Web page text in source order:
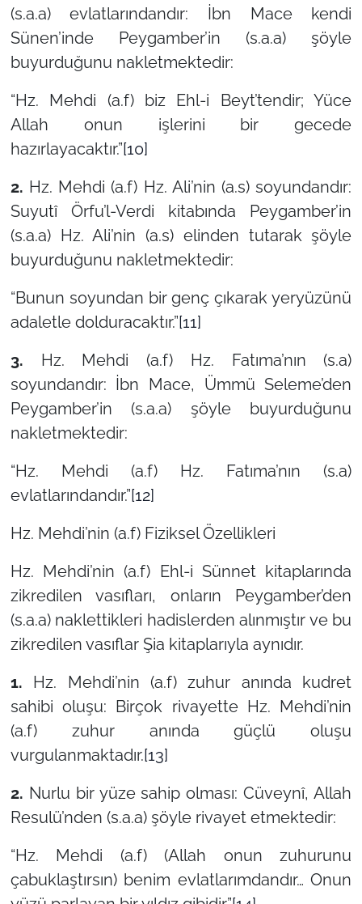
(s.a.a) evlatlarındandır: İbn Mace kendi
Sünen’inde Peygamber’in (s.a.a) şöyle
buyurduğunu nakletmektedir:
“Hz. Mehdi (a.f) biz Ehl-i Beyt’tendir; Yüce
Allah onun işlerini bir gecede
hazırlayacaktır.”[10]
2. Hz. Mehdi (a.f) Hz. Ali’nin (a.s) soyundandır:
Suyutî Örfu’l-Verdi kitabında Peygamber’in
(s.a.a) Hz. Ali’nin (a.s) elinden tutarak şöyle
buyurduğunu nakletmektedir:
“Bunun soyundan bir genç çıkarak yeryüzünü
adaletle dolduracaktır.”[11]
3. Hz. Mehdi (a.f) Hz. Fatıma’nın (s.a)
soyundandır: İbn Mace, Ümmü Seleme’den
Peygamber’in (s.a.a) şöyle buyurduğunu
nakletmektedir:
“Hz. Mehdi (a.f) Hz. Fatıma’nın (s.a)
evlatlarındandır.”[12]
Hz. Mehdi’nin (a.f) Fiziksel Özellikleri
Hz. Mehdi’nin (a.f) Ehl-i Sünnet kitaplarında
zikredilen vasıfları, onların Peygamber’den
(s.a.a) naklettikleri hadislerden alınmıştır ve bu
zikredilen vasıflar Şia kitaplarıyla aynıdır.
1. Hz. Mehdi’nin (a.f) zuhur anında kudret
sahibi oluşu: Birçok rivayette Hz. Mehdi’nin
(a.f) zuhur anında güçlü oluşu
vurgulanmaktadır.[13]
2. Nurlu bir yüze sahip olması: Cüveynî, Allah
Resulü’nden (s.a.a) şöyle rivayet etmektedir:
“Hz. Mehdi (a.f) (Allah onun zuhurunu
çabuklaştırsın) benim evlatlarımdandır… Onun